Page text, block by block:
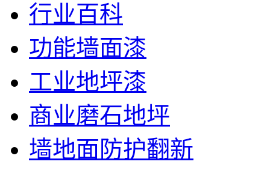
行业百科
功能墙面漆
工业地坪漆
商业磨石地坪
墙地面防护翻新